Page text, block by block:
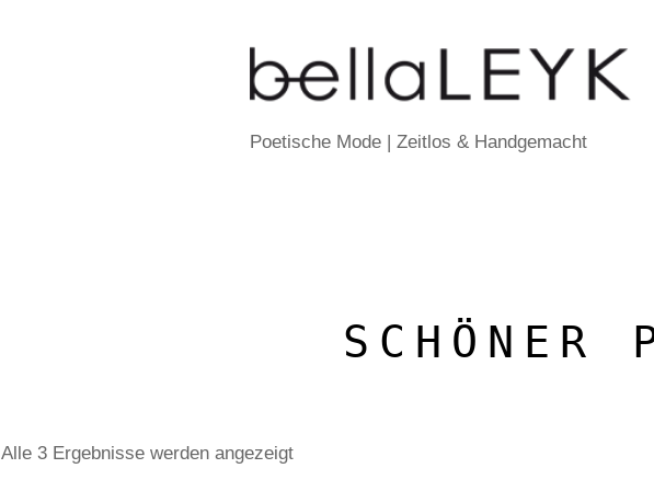
Poetische Mode | Zeitlos & Handgemacht
SCHÖNER
Alle 3 Ergebnisse werden angezeigt